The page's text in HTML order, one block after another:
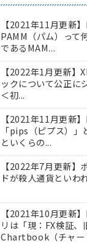
【2021年11月更新
PAMM（パム）っ
であるMAM...
【2022年1月更新】
ックについて公正に
＜初...
【2021年11月更新
「pips（ピプス）
といくらの...
【2022年7月更新】
ドが殺人通貨といわ
【2021年10月更新
リは「現：FX検証、
Chartbook（チャー